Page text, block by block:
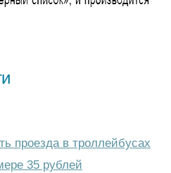
проезда в троллейбусах
35 рублей